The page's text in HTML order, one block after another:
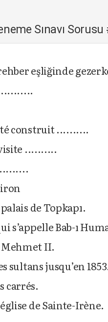
Sınavı
eşliğinde
construit ..........
..........
de Topkapı.
s’appelle Bab-ı
Mehmet II.
sultans jusqu’en
carrés.
de Sainte-Irène.